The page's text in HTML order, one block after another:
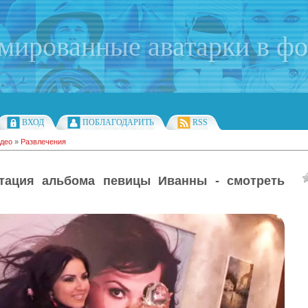
аватарки в
ВХОД ПОБЛАГОДАРИТЬ RSS
» Развлечения
альбома певицы Иванны - смотреть